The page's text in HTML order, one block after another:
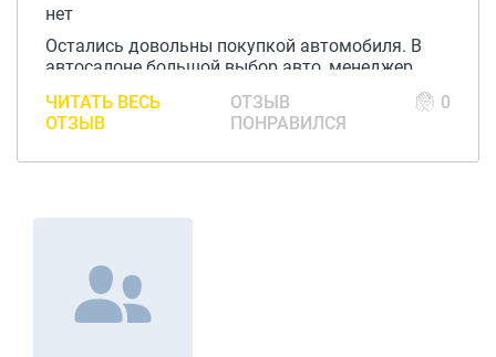
нет
Остались довольны покупкой автомобиля. В
автосалоне большой выбор авто, менеджер
Владислав помог в подборе авто. Автосалон Ch
cars можем рекомендовать !
ЧИТАТЬ ВЕСЬ
ОТЗЫВ
ОТЗЫВ
ПОНРАВИЛСЯ
0